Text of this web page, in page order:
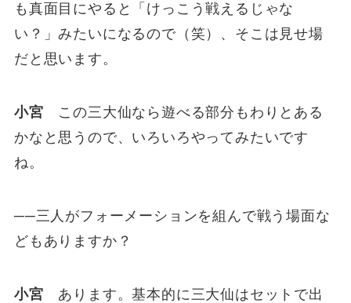
も真面目にやると「けっこう戦えるじゃな
い？」みたいになるので（笑）、そこは見せ場
だと思います。
小宮 この三大仙なら遊べる部分もわりとある
かなと思うので、いろいろやってみたいです
ね。
──三人がフォーメーションを組んで戦う場面な
どもありますか？
小宮 あります。基本的に三大仙はセットで出